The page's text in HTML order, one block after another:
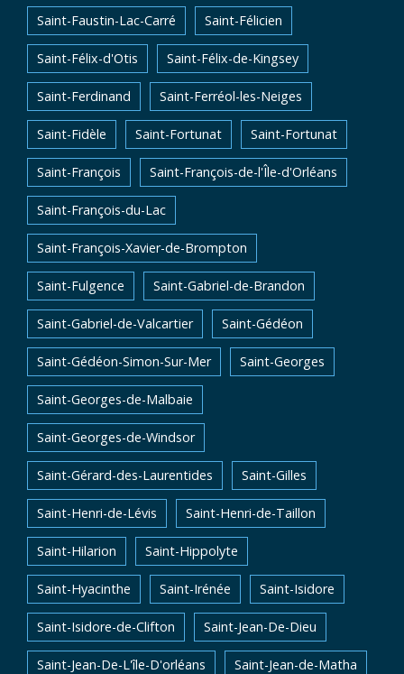
Saint-Faustin-Lac-Carré Saint-Félicien
Saint-Félix-d'Otis Saint-Félix-de-Kingsey
Saint-Ferdinand Saint-Ferréol-les-Neiges
Saint-Fidèle Saint-Fortunat Saint-Fortunat
Saint-François Saint-François-de-l'Île-d'Orléans
Saint-François-du-Lac
Saint-François-Xavier-de-Brompton
Saint-Fulgence Saint-Gabriel-de-Brandon
Saint-Gabriel-de-Valcartier Saint-Gédéon
Saint-Gédéon-Simon-Sur-Mer Saint-Georges
Saint-Georges-de-Malbaie
Saint-Georges-de-Windsor
Saint-Gérard-des-Laurentides Saint-Gilles
Saint-Henri-de-Lévis Saint-Henri-de-Taillon
Saint-Hilarion Saint-Hippolyte
Saint-Hyacinthe Saint-Irénée Saint-Isidore
Saint-Isidore-de-Clifton Saint-Jean-De-Dieu
Saint-Jean-De-L'île-D'orléans Saint-Jean-de-Matha